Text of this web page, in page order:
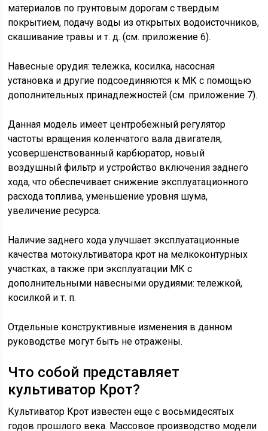
материалов по грунтовым дорогам с твердым
покрытием, подачу воды из открытых водоисточников,
скашивание травы и т. д. (см. приложение 6).
Навесные орудия: тележка, косилка, насосная
установка и другие подсоединяются к МК с помощью
дополнительных принадлежностей (см. приложение 7).
Данная модель имеет центробежный регулятор
частоты вращения коленчатого вала двигателя,
усовершенствованный карбюратор, новый
воздушный фильтр и устройство включения заднего
хода, что обеспечивает снижение эксплуатационного
расхода топлива, уменьшение уровня шума,
увеличение ресурса.
Наличие заднего хода улучшает эксплуатационные
качества мотокультиватора крот на мелкоконтурных
участках, а также при эксплуатации МК с
дополнительными навесными орудиями: тележкой,
косилкой и т. п.
Отдельные конструктивные изменения в данном
руководстве могут быть не отражены.
Что собой представляет
культиватор Крот?
Культиватор Крот известен еще c восьмидесятых
годов прошлого века. Массовое производство модели